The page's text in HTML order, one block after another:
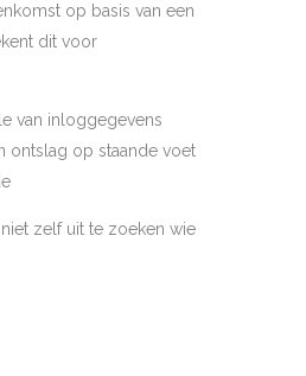
op basis van een
dit voor
van inloggegevens
ontslag op staande voet
zelf uit te zoeken wie